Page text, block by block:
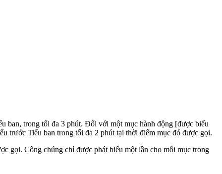
ban, trong tối đa 3 phút. Đối với một mục hành động [được biểu
trước Tiểu ban trong tối đa 2 phút tại thời điểm mục đó được gọi.
gọi. Công chúng chỉ được phát biểu một lần cho mỗi mục trong